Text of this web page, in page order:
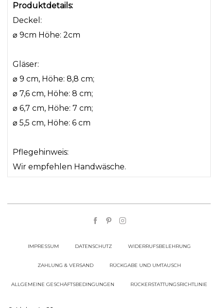
Produktdetails:
Deckel:
⌀ 9cm Höhe: 2cm
Gläser:
⌀ 9 cm, Höhe: 8,8 cm;
⌀ 7,6 cm, Höhe: 8 cm;
⌀ 6,7 cm, Höhe: 7 cm;
⌀ 5,5 cm, Höhe: 6 cm
Pflegehinweis:
Wir empfehlen Handwäsche.
IMPRESSUM DATENSCHUTZ WIDERRUFSBELEHRUNG
ZAHLUNG & VERSAND RÜCKGABE UND UMTAUSCH
ALLGEMEINE GESCHÄFTSBEDINGUNGEN RÜCKERSTATTUNGSRICHTLINIE